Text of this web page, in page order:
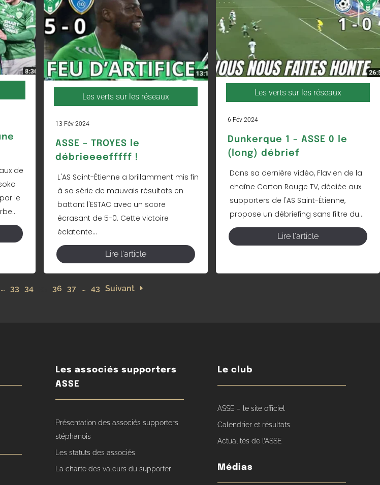
de
le
Les verts sur les réseaux
13 Fév 2024
ASSE – TROYES le
débrieeeefffff !
L'AS Saint-Étienne a brillamment mis fin
à sa série de mauvais résultats en
battant l'ESTAC avec un score
écrasant de 5-0. Cette victoire
éclatante...
Lire l'article
Les verts sur les réseaux
6 Fév 2024
Dunkerque 1 – ASSE 0 le
(long) débrief
Dans sa dernière vidéo, Flavien de la
chaîne Carton Rouge TV, dédiée aux
supporters de l'AS Saint-Étienne,
propose un débriefing sans filtre du...
Lire l'article
… 33 34 36 37 … 43 Suivant
Les associés supporters
ASSE
Présentation des associés supporters
stéphanois
Les statuts des associés
La charte des valeurs du supporter
Le club
ASSE – le site officiel
Calendrier et résultats
Actualités de l’ASSE
Médias